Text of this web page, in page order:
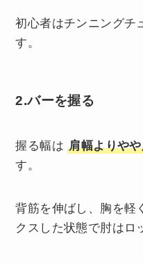
初心者はチンニングチ
す。
2.バーを握る
握る幅は肩幅よりや
す。
背筋を伸ばし、胸を軽
クスした状態で肘はロ